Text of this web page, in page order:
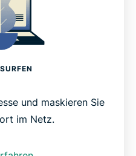
und maskieren Sie
im Netz.